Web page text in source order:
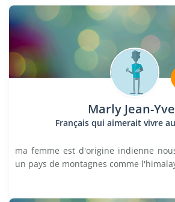
Marly Jean-
Français qui aimerait vivre
ma femme est d'origine indienne
un pays de montagnes comme